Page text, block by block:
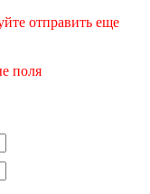
отправить еще
поля